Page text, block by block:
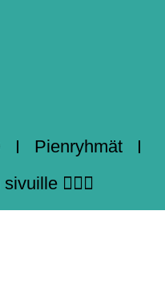
Pienryhmät
🧘🏻‍♀️